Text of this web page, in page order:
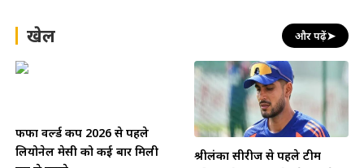
खेल और पढ़ें➤
फीफा वर्ल्ड कप 2026 से पहले
लियोनेल मेसी को कई बार मिली
श्रीलंका सीरीज से पहले टीम